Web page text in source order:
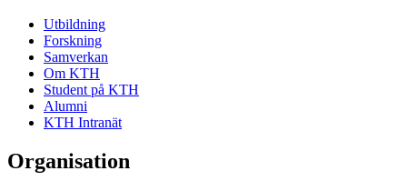
Utbildning
Forskning
Samverkan
Om KTH
Student på KTH
Alumni
KTH Intranät
Organisation